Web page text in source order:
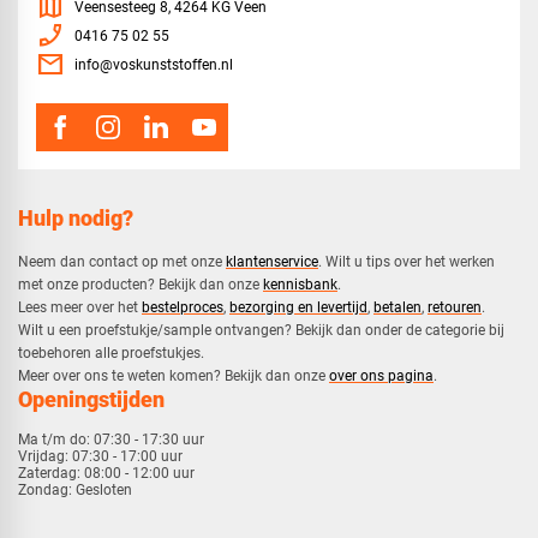
Hulp nodig?
Neem dan contact op met onze klantenservice. Wilt u tips over het werken
met onze producten? Bekijk dan onze kennisbank.
​Lees meer over het bestelproces, bezorging en levertijd, betalen, retouren.​
​Wilt u een proefstukje/sample ontvangen? Bekijk dan onder de categorie bij
toebehoren alle proefstukjes.
​​Meer over ons te weten komen? Bekijk dan onze over ons pagina.
Openingstijden
Ma t/m do: 07:30 - 17:30 uur
Vrijdag: 07:30 - 17:00 uur
Zaterdag: 08:00 - 12:00 uur
Zondag: Gesloten
map Veensesteeg 8, 4264 KG Veen
phone_enabled 0416 75 02 55
mail info@voskunststoffen.nl